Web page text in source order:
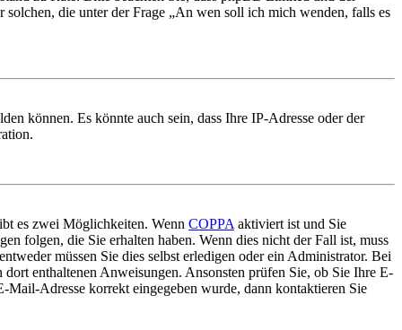
die unter der Frage „An wen soll ich mich wenden, falls es
können. Es könnte auch sein, dass Ihre IP-Adresse oder der
es zwei Möglichkeiten. Wenn COPPA aktiviert ist und Sie
folgen, die Sie erhalten haben. Wenn dies nicht der Fall ist, muss
müssen Sie dies selbst erledigen oder ein Administrator. Bei
enthaltenen Anweisungen. Ansonsten prüfen Sie, ob Sie Ihre E-
Adresse korrekt eingegeben wurde, dann kontaktieren Sie